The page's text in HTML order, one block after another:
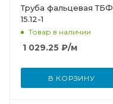
Труба фальцевая ТБФ
15.12-1
Товар в наличии
1 029.25 ₽/м
В КОРЗИНУ